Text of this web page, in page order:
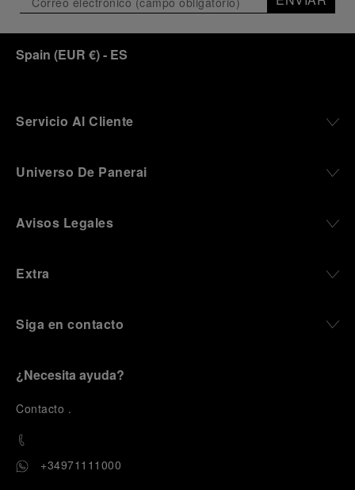
Spain (EUR €)- ES
Servicio Al Cliente
Universo De Panerai
Avisos Legales
Extra
Siga en contacto
¿Necesita ayuda?
Contacto .
+34971111000